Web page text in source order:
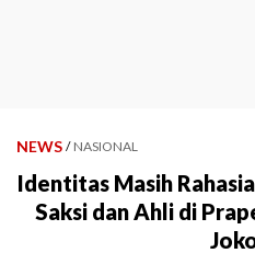
NEWS / NASIONAL
Identitas Masih
Saksi dan Ahli di